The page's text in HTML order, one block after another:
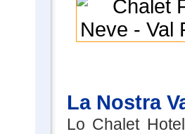
La Nostra
Lo Chalet